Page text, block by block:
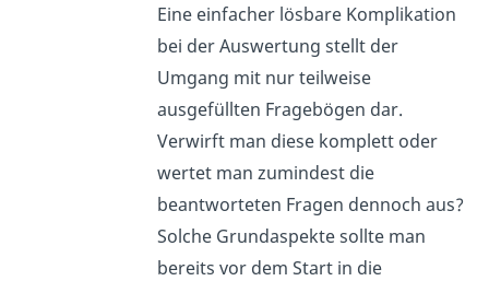
Eine einfacher lösbare Komplikation
bei der Auswertung stellt der
Umgang mit nur teilweise
ausgefüllten Fragebögen dar.
Verwirft man diese komplett oder
wertet man zumindest die
beantworteten Fragen dennoch aus?
Solche Grundaspekte sollte man
bereits vor dem Start in die